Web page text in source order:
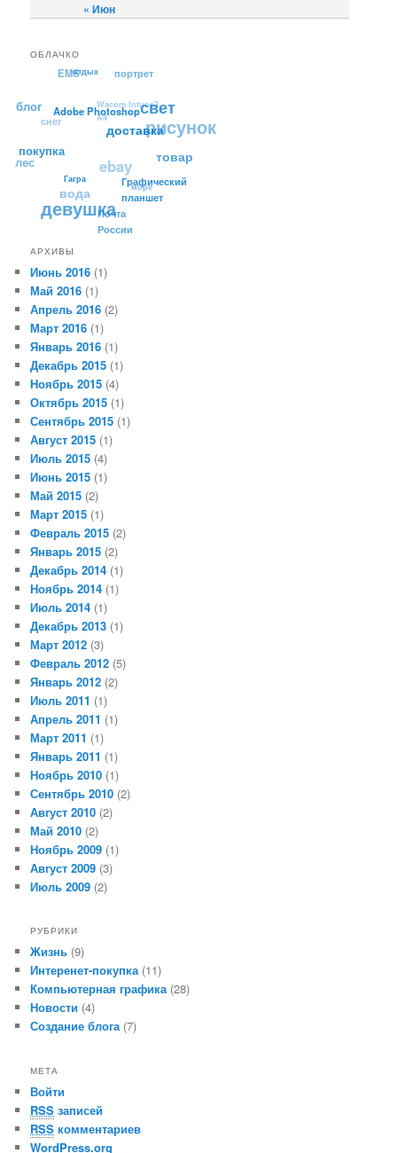
« Июн
ОБЛАЧКО
отдых
Adobe Photoshop свет
портрет
EMS
покупка
Графический
планшет
рисунок
Intuos3 А4
девушка
Почта России
море
вода
АРХИВЫ
Июнь 2016 (1)
Май 2016 (1)
Апрель 2016 (2)
Март 2016 (1)
Январь 2016 (1)
Декабрь 2015 (1)
Ноябрь 2015 (4)
Октябрь 2015 (1)
Сентябрь 2015 (1)
Август 2015 (1)
Июль 2015 (4)
Июнь 2015 (1)
Май 2015 (2)
Март 2015 (1)
Февраль 2015 (2)
Январь 2015 (2)
Декабрь 2014 (1)
Ноябрь 2014 (1)
Июль 2014 (1)
Декабрь 2013 (1)
Март 2012 (3)
Февраль 2012 (5)
Январь 2012 (2)
Июль 2011 (1)
Апрель 2011 (1)
Март 2011 (1)
Январь 2011 (1)
Ноябрь 2010 (1)
Сентябрь 2010 (2)
Август 2010 (2)
Май 2010 (2)
Ноябрь 2009 (1)
Август 2009 (3)
Июль 2009 (2)
РУБРИКИ
Жизнь (9)
Интеренет-покупка(11)
Компьютерная графика(28)
Новости (4)
Создание блога(7)
МЕТА
Войти
RSS записей
RSS комментариев
WordPress.org